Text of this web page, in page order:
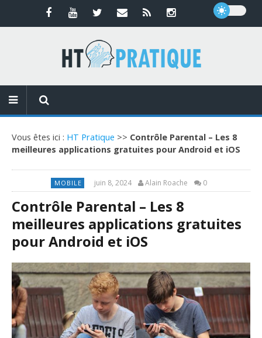
Vous êtes ici : HT Pratique >> Contrôle Parental – Les 8
meilleures applications gratuites pour Android et iOS
MOBILE juin 8, 2024 Alain Roache 0
Contrôle Parental – Les 8
meilleures applications gratuites
pour Android et iOS